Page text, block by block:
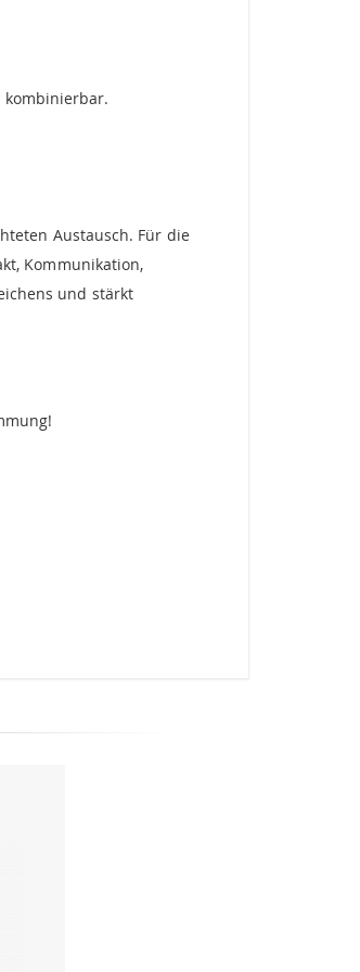
kombinierbar.
Austausch. Für die
Kommunikation,
und stärkt